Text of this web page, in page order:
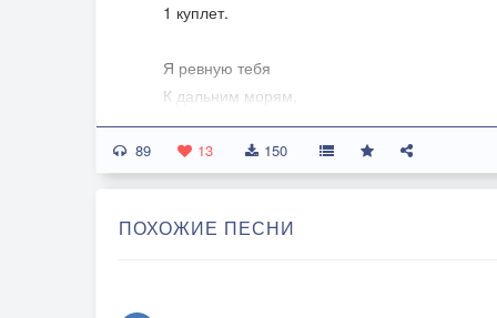
1 куплет.
Я ревную тебя
К дальним морям,
К облакам и ближним звездам.
На аллеях к стройным тополям
И в саду к прекрасным розам
Что люблю тебя безумно
89 13 150
ПОХОЖИЕ ПЕСНИ